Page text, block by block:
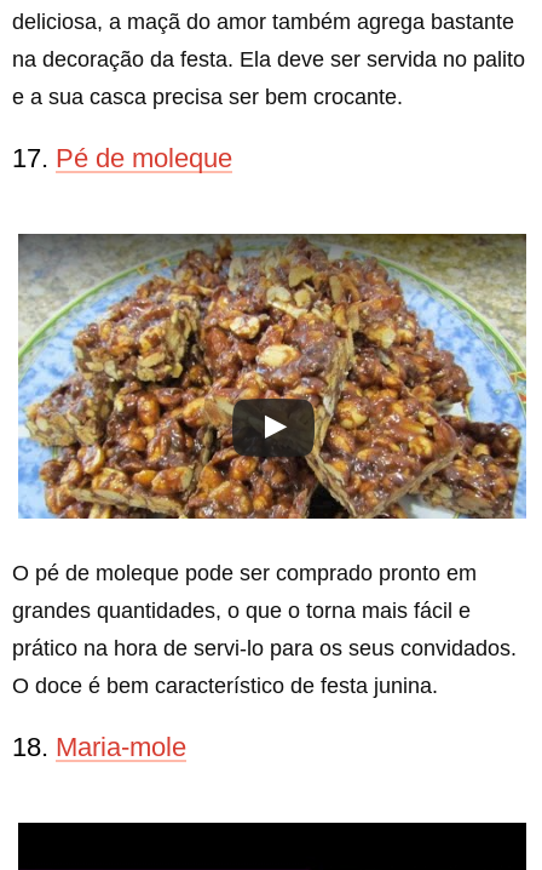
deliciosa, a maçã do amor também agrega bastante
na decoração da festa. Ela deve ser servida no palito
e a sua casca precisa ser bem crocante.
17. Pé de moleque
O pé de moleque pode ser comprado pronto em
grandes quantidades, o que o torna mais fácil e
prático na hora de servi-lo para os seus convidados.
O doce é bem característico de festa junina.
18. Maria-mole